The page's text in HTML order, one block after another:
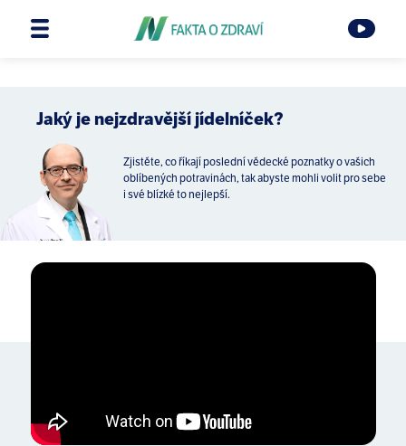
Jaký je nejzdravější jídelníček?
Zjistěte, co říkají poslední vědecké poznatky o vašich
oblíbených potravinách, tak abyste mohli volit pro sebe
i své blízké to nejlepší.